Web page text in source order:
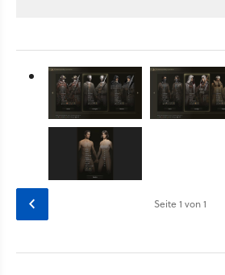
Seite1 von 1